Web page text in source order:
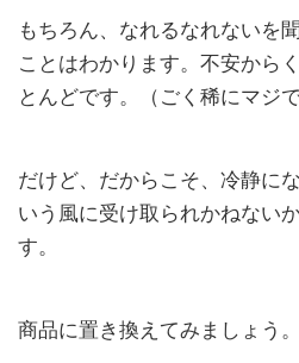
もちろん、なれるなれないを
ことはわかります。不安から
とんどです。（ごく稀にマジ
だけど、だからこそ、冷静に
いう風に受け取られかねない
す。
商品に置き換えてみましょう。